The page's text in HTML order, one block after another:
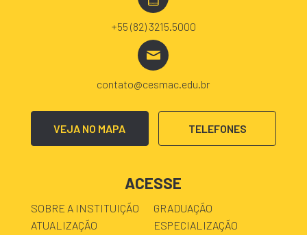
+55 (82) 3215.5000
contato@cesmac.edu.br
VEJA NO MAPA TELEFONES
ACESSE
SOBRE A INSTITUIÇÃO
GRADUAÇÃO
ATUALIZAÇÃO
ESPECIALIZAÇÃO